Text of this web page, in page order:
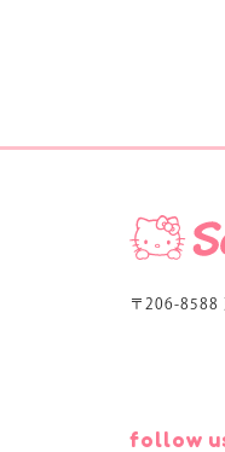
〒206-8588
follow